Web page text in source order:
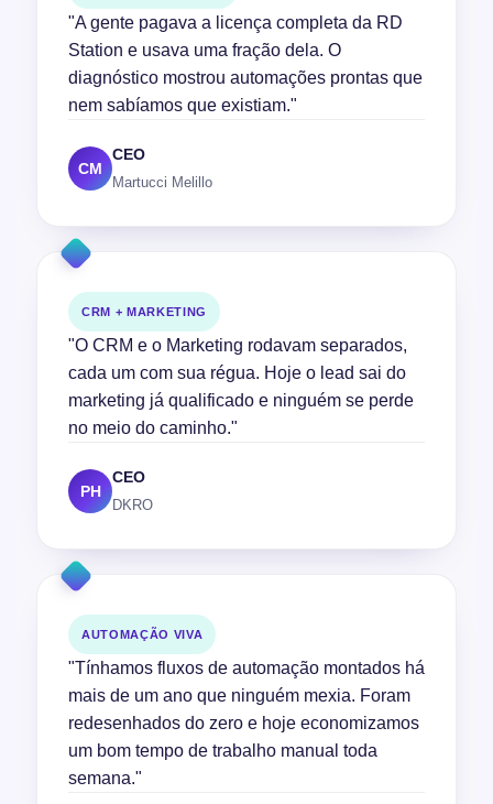
"A gente pagava a licença completa da RD
Station e usava uma fração dela. O
diagnóstico mostrou automações prontas que
nem sabíamos que existiam."
CM
CEO
Martucci Melillo
CRM + MARKETING
"O CRM e o Marketing rodavam separados,
cada um com sua régua. Hoje o lead sai do
marketing já qualificado e ninguém se perde
no meio do caminho."
PH
CEO
DKRO
AUTOMAÇÃO VIVA
"Tínhamos fluxos de automação montados há
mais de um ano que ninguém mexia. Foram
redesenhados do zero e hoje economizamos
um bom tempo de trabalho manual toda
semana."